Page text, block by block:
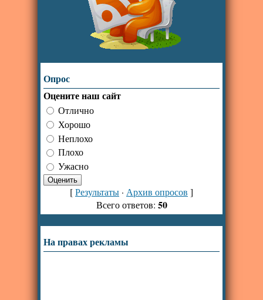
Опрос
Оцените наш сайт
Отлично
Хорошо
Неплохо
Плохо
Ужасно
[Результаты · Архив опросов ]
Всего ответов: 50
На правах рекламы